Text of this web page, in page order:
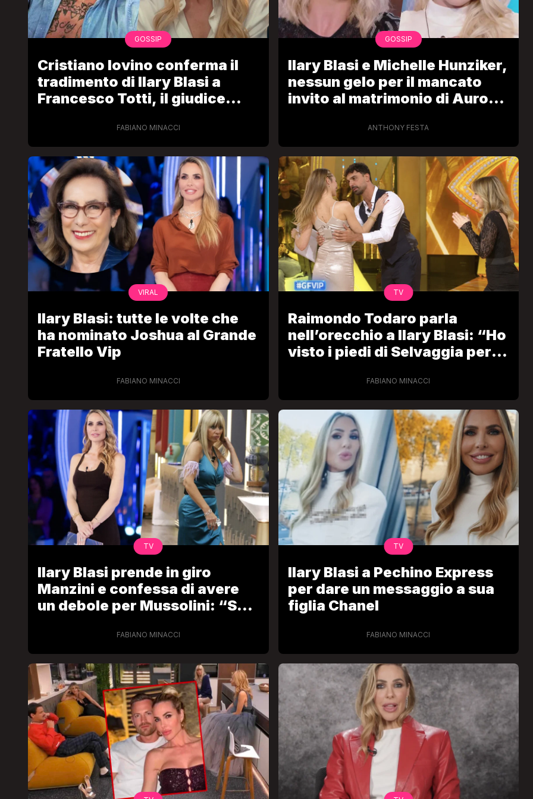
GOSSIP
Cristiano Iovino conferma il
tradimento di Ilary Blasi a
Francesco Totti, il giudice
mantenimentoFABIANO MINACCI
GOSSIP
Ilary Blasi e Michelle Hunziker,
nessun gelo per il mancato
invito al matrimonio di Aurora
ANTHONY FESTA
VIRAL
Ilary Blasi: tutte le volte che
ha nominato Joshua al Grande
Fratello Vip
FABIANO MINACCI
TV
Raimondo Todaro parla
nell’orecchio a Ilary Blasi: “Ho
visto i piedi di Selvaggia per la
FABIANO MINACCI
TV
Ilary Blasi prende in giro
Manzini e confessa di avere
un debole per Mussolini: “Se
richieda dopo l’estate”
FABIANO MINACCI
TV
Ilary Blasi a Pechino Express
per dare un messaggio a sua
figlia Chanel
FABIANO MINACCI
Bambola Star, la festa di
compleanno con tutte le grandi
dive compie 15 anni: il video
completo
FABIANO MINACCI
VIRAL
Camilla Milanesi lascia tutto:
“Addio cike mie, siete state una
grande famiglia per me”
FABIANO MINACCI